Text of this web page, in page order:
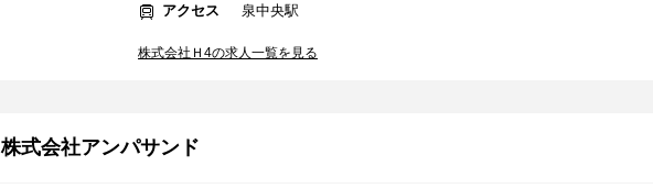
アクセス
泉中央駅
株式会社Ｈ4の求人一覧を見る
株式会社アンパサンド